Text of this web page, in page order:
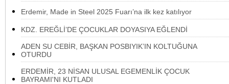
Erdemir, Made in Steel 2025 Fuarı’na ilk kez katılıyor
KDZ. EREĞLİ’DE ÇOCUKLAR DOYASIYA EĞLENDİ
ADEN SU CEBİR, BAŞKAN POSBIYIK’IN KOLTUĞUNA
OTURDU
ERDEMİR, 23 NİSAN ULUSAL EGEMENLİK ÇOCUK
BAYRAMI'NI KUTLADI